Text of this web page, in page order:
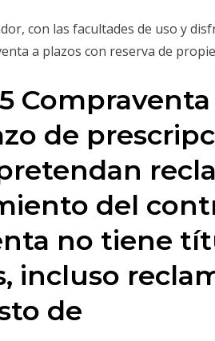
con las facultades de uso y
a plazos con reserva de
de
del
no tiene
incluso
de